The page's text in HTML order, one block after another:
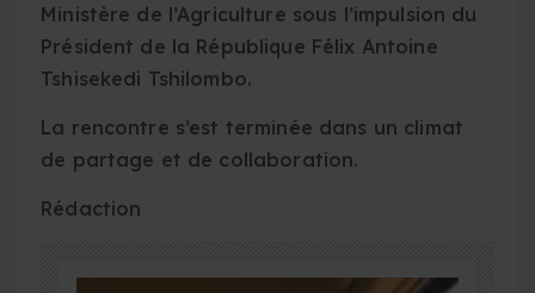
Ministère de l’Agriculture sous l’impulsion du
Président de la République Félix Antoine
Tshisekedi Tshilombo.
La rencontre s’est terminée dans un climat
de partage et de collaboration.
Rédaction